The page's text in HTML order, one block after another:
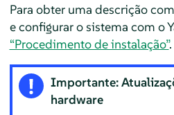
Para obter uma descrição
e configurar o sistema com o
“Procedimento de instalação”.
Importante:
hardware